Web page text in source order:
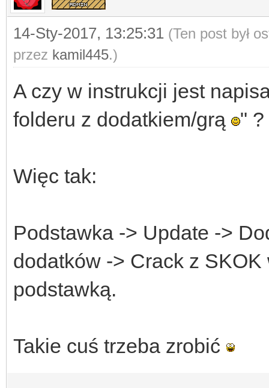
14-Sty-2017, 13:25:31 (Ten post był
przez kamil445.)
A czy w instrukcji jest
folderu z dodatkiem/grą
" ?
Więc tak:
Podstawka -> Update ->
dodatków -> Crack z
podstawką.
Takie cuś trzeba zrobić